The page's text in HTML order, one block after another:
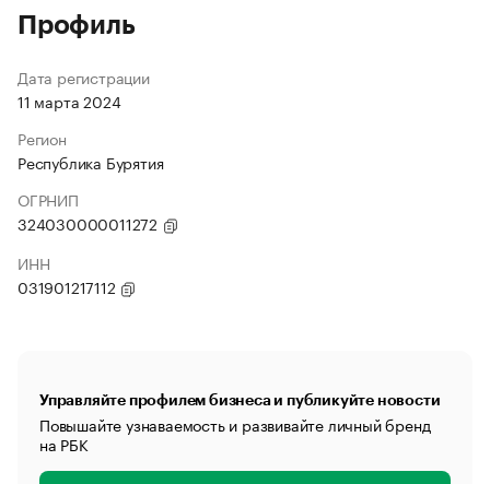
Профиль
Дата регистрации
11 марта 2024
Регион
Республика Бурятия
ОГРНИП
324030000011272
ИНН
031901217112
Управляйте профилем бизнеса и публикуйте новости
Повышайте узнаваемость и развивайте личный бренд
на РБК